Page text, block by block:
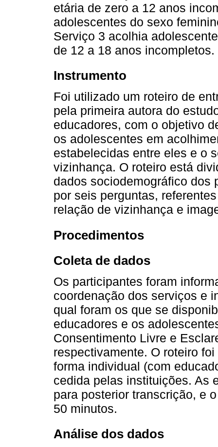
etária de zero a 12 anos
adolescentes do sexo
Serviço 3 acolhia
de 12 a 18 anos incompletos.
Instrumento
Foi utilizado um roteiro de
pela primeira autora do
educadores, com o objetivo
os adolescentes em
estabelecidas entre eles e o
vizinhança. O roteiro está
dados sociodemográfico dos
por seis perguntas,
relação de vizinhança e
Procedimentos
Coleta de dados
Os participantes foram
coordenação dos serviços e
qual foram os que se
educadores e os
Consentimento Livre e
respectivamente. O roteiro
forma individual (com
cedida pelas instituições. As
para posterior transcrição, e
50 minutos.
Análise dos dados